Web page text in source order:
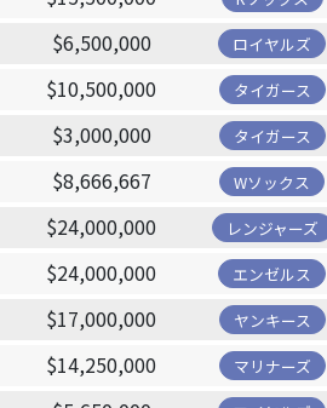
$6,500,000 ロイヤルズ
$10,500,000 タイガース
$3,000,000 タイガース
$8,666,667 Wソックス
$24,000,000 レンジャーズ
$24,000,000 エンゼルス
$17,000,000 ヤンキース
$14,250,000 マリナーズ